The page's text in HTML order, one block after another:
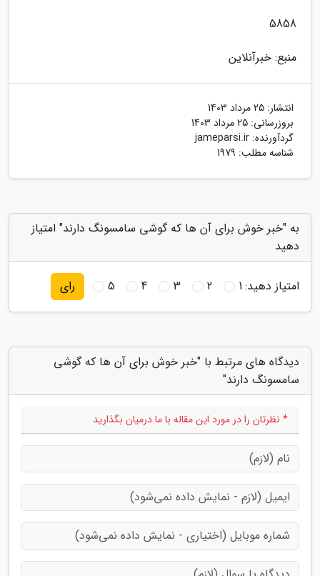
5858
منبع: خبرآنلاین
انتشار: 25 مرداد 1403
بروزرسانی: 25 مرداد 1403
گردآورنده: jameparsi.ir
شناسه مطلب: 1979
به "خبر خوش برای آن ها که گوشی سامسونگ دارند" امتیاز
دهید
امتیاز دهید:1
2
3
4
5 رای
دیدگاه های مرتبط با "خبر خوش برای آن ها که گوشی
سامسونگ دارند"
* نظرتان را در مورد این مقاله با ما درمیان بگذارید